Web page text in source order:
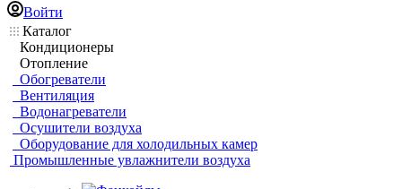
Войти
Каталог
Кондиционеры
Отопление
Обогреватели
Вентиляция
Водонагреватели
Осушители воздуха
Оборудование для холодильных камер
Промышленные увлажнители воздуха